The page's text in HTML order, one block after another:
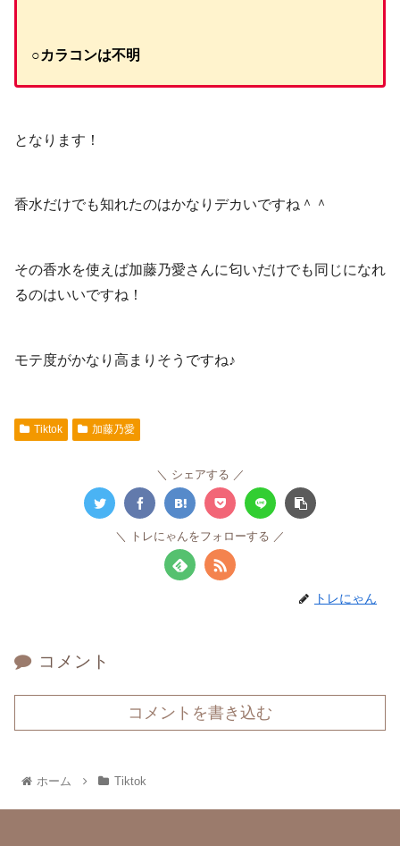
○カラコンは不明
となります！
香水だけでも知れたのはかなりデカいですね＾＾
その香水を使えば加藤乃愛さんに匂いだけでも同じになれ
るのはいいですね！
モテ度がかなり高まりそうですね♪
Tiktok 加藤乃愛
シェアする
トレにゃんをフォローする
トレにゃん
コメント
コメントを書き込む
ホーム Tiktok